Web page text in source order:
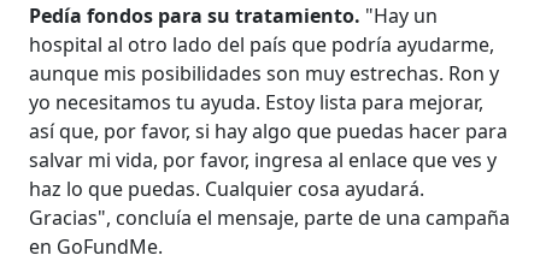
Pedía fondos para su tratamiento. "Hay un
hospital al otro lado del país que podría ayudarme,
aunque mis posibilidades son muy estrechas. Ron y
yo necesitamos tu ayuda. Estoy lista para mejorar,
así que, por favor, si hay algo que puedas hacer para
salvar mi vida, por favor, ingresa al enlace que ves y
haz lo que puedas. Cualquier cosa ayudará.
Gracias", concluía el mensaje, parte de una campaña
en GoFundMe.